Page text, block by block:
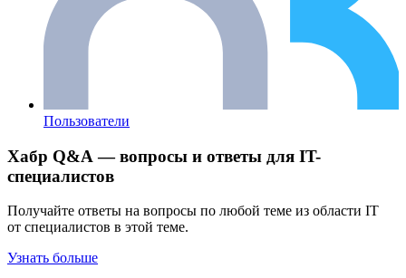
Пользователи
Хабр Q&A — вопросы и ответы для IT-
специалистов
Получайте ответы на вопросы по любой теме из области IT
от специалистов в этой теме.
Узнать больше